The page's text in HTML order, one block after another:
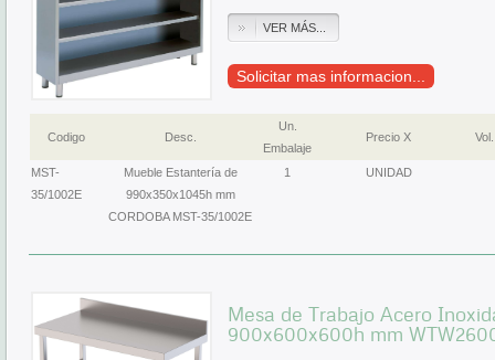
VER MÁS...
Solicitar mas informacion...
Codigo Desc.
Un.
Embalaje
Precio X Vol.
MST-
35/1002E
Mueble Estantería de
990x350x1045h mm
CORDOBA MST-35/1002E
1 UNIDAD
Mesa de Trabajo Acero
900x600x600h mm